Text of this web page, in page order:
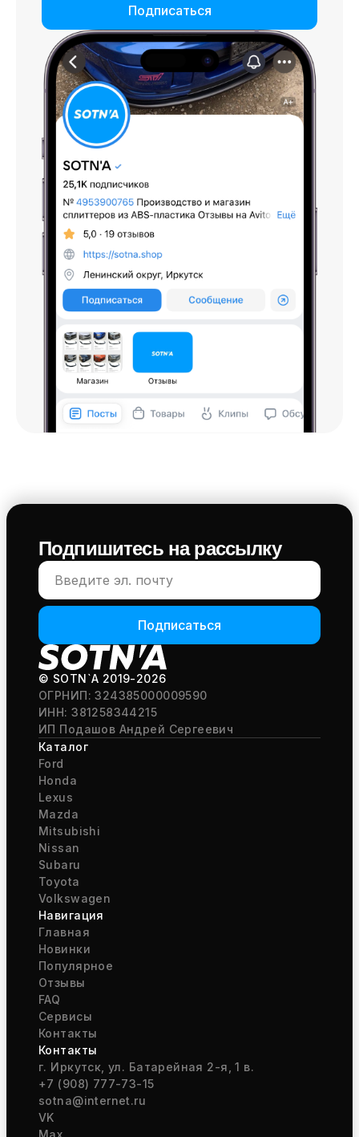
Подписаться
Подпишитесь на рассылку
Подписаться
© SOTN`A 2019-2026
ОГРНИП: 324385000009590
ИНН: 381258344215
ИП Подашов Андрей Сергеевич
Каталог
Ford
Honda
Lexus
Mazda
Mitsubishi
Nissan
Subaru
Toyota
Volkswagen
Навигация
Главная
Новинки
Популярное
Отзывы
FAQ
Сервисы
Контакты
Контакты
г. Иркутск, ул. Батарейная 2-я, 1 в.
+7 (908) 777-73-15
sotna@internet.ru
VK
Max